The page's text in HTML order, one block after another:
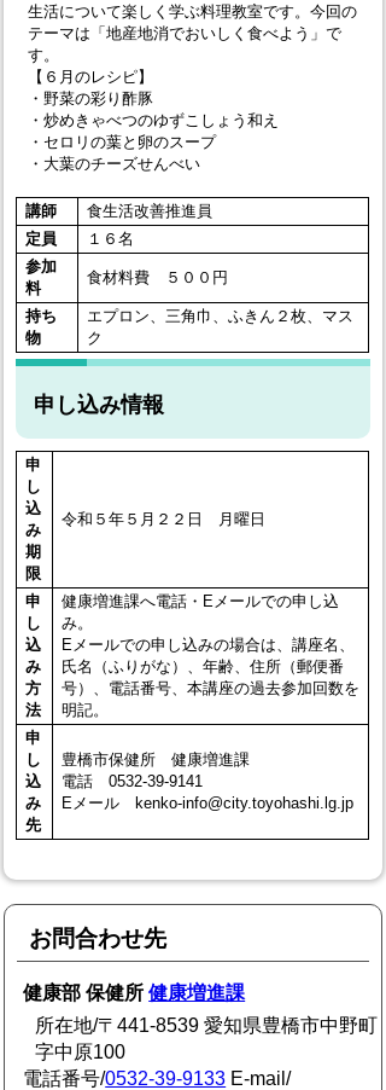
生活について楽しく学ぶ料理教室です。今回の
テーマは「地産地消でおいしく食べよう」で
す。
【６月のレシピ】
・野菜の彩り酢豚
・炒めきゃべつのゆずこしょう和え
・セロリの葉と卵のスープ
・大葉のチーズせんべい
講師
食生活改善推進員
定員
１６名
参加
料
食材料費 ５００円
持ち
物
エプロン、三角巾、ふきん２枚、マス
ク
申し込み情報
申
し
込
み
期
限
令和５年５月２２日 月曜日
申
し
込
み
方
法
健康増進課へ電話・Eメールでの申し込
み。
Eメールでの申し込みの場合は、講座名、
氏名（ふりがな）、年齢、住所（郵便番
号）、電話番号、本講座の過去参加回数を
明記。
申
し
込
み
先
豊橋市保健所 健康増進課
電話 0532-39-9141
Eメール kenko-info@city.toyohashi.lg.jp
お問合わせ先
健康部 保健所健康増進課
所在地/〒441-8539 愛知県豊橋市中野町
字中原100
電話番号/0532-39-9133 E-mail/